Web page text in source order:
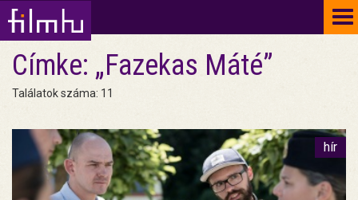
Címke: „Fazekas Máté”
Találatok száma: 11
hír